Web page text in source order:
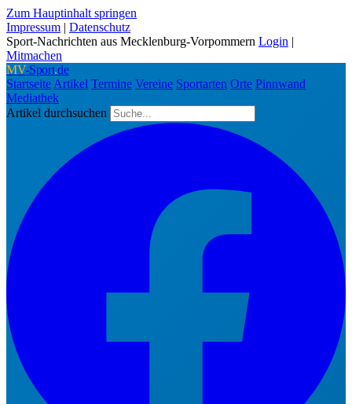
Zum Hauptinhalt springen
Impressum | Datenschutz
Sport-Nachrichten aus Mecklenburg-Vorpommern Login |
Mitmachen
MV-Sport.de
Startseite Artikel Termine Vereine Sportarten Orte Pinnwand
Mediathek
Artikel durchsuchen